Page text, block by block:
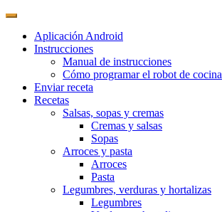
Aplicación Android
Instrucciones
Manual de instrucciones
Cómo programar el robot de cocina
Enviar receta
Recetas
Salsas, sopas y cremas
Cremas y salsas
Sopas
Arroces y pasta
Arroces
Pasta
Legumbres, verduras y hortalizas
Legumbres